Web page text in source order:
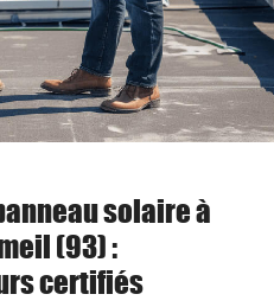
solaire à
(93) :
certifiés